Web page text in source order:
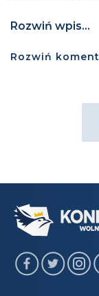
Rozwiń wpis...
Rozwiń